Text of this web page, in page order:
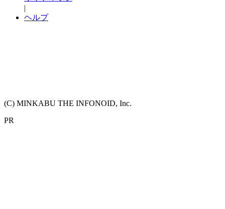
|
ヘルプ
(C) MINKABU THE INFONOID, Inc.
PR